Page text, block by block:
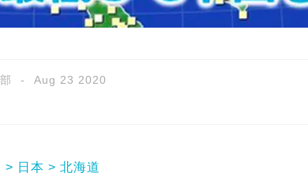
Aug 23 2020
日本 北海道